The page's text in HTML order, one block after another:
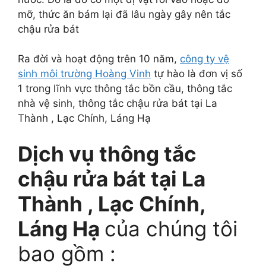
mỡ, thức ăn bám lại đã lâu ngày gây nên tắc
chậu rửa bát
Ra đời và hoạt động trên 10 năm, công ty vệ
sinh môi trường Hoàng Vinh tự hào là đơn vị số
1 trong lĩnh vực thông tắc bồn cầu, thông tắc
nhà vệ sinh, thông tắc chậu rửa bát tại La
Thành , Lạc Chính, Láng Hạ
Dịch vụ thông tắc
chậu rửa bát tại La
Thành , Lạc Chính,
Láng Hạ của chúng tôi
bao gồm :